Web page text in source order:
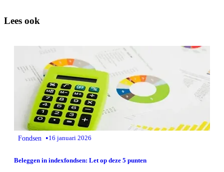
Lees ook
Fondsen •16 januari 2026
Beleggen in indexfondsen: Let op deze 5 punten